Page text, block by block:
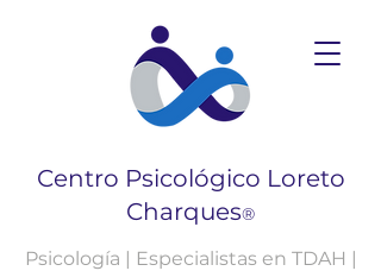
Centro Psicológico Loreto
Charques®
Psicología | Especialistas en TDAH |